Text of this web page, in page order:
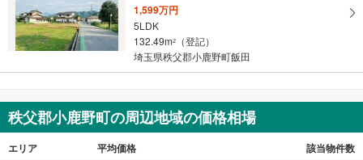
ペ
ー
に
存
す
る
1,599万円
5LDK
132.49m2
（登記）
埼玉県秩父郡小鹿野町飯田
秩父郡小鹿野町の周辺地域の価格相場
エリア 平均価格 該当物件数